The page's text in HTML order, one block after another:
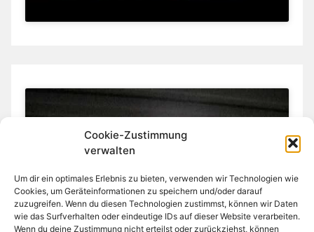
Cookie-Zustimmung
verwalten
Um dir ein optimales Erlebnis zu bieten, verwenden wir Technologien wie
Cookies, um Geräteinformationen zu speichern und/oder darauf
zuzugreifen. Wenn du diesen Technologien zustimmst, können wir Daten
wie das Surfverhalten oder eindeutige IDs auf dieser Website verarbeiten.
Wenn du deine Zustimmung nicht erteilst oder zurückziehst, können
akzeptieren und diesen Inhalt zu
aktivieren